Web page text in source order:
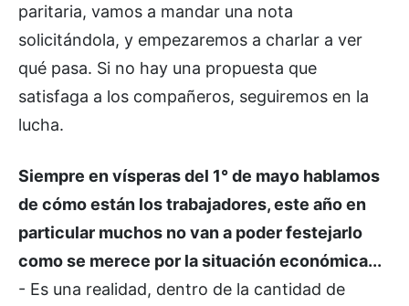
paritaria, vamos a mandar una nota
solicitándola, y empezaremos a charlar a ver
qué pasa. Si no hay una propuesta que
satisfaga a los compañeros, seguiremos en la
lucha.
Siempre en vísperas del 1° de mayo hablamos
de cómo están los trabajadores, este año en
particular muchos no van a poder festejarlo
como se merece por la situación económica...
- Es una realidad, dentro de la cantidad de